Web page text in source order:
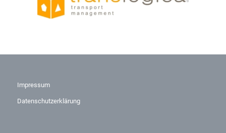
Impressum
Datenschutzerklärung